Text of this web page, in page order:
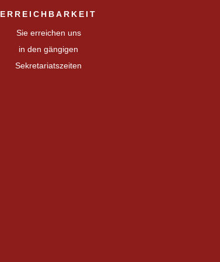
ERREICHBARKEIT
Sie erreichen uns
in den gängigen
Sekretariatszeiten